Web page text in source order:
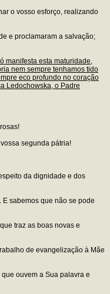
o vosso esforço, realizando
e proclamaram a salvação;
manifesta esta maturidade,
nem sempre tenhamos tido
eco profundo no coração
Ledochowska, o Padre
segunda pátria!
da dignidade e dos
sabemos que não se pode
traz as boas novas e
de evangelização à Mãe
ouvem a Sua palavra e